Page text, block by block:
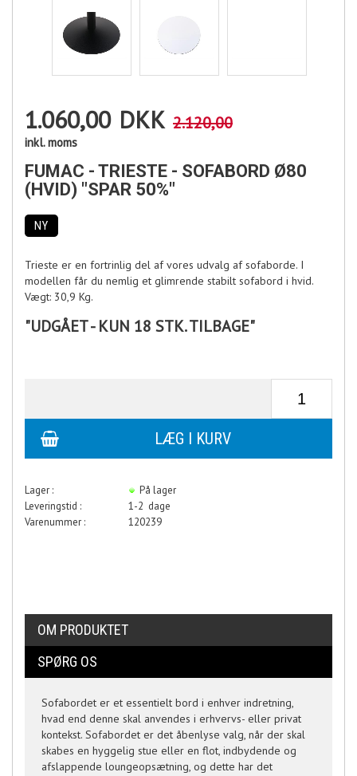
1.060,00 DKK 2.120,00
inkl. moms
FUMAC - TRIESTE - SOFABORD Ø80
(HVID) "SPAR 50%"
NY
Trieste er en fortrinlig del af vores udvalg af sofaborde. I
modellen får du nemlig et glimrende stabilt sofabord i hvid.
Vægt: 30,9 Kg.
"UDGÅET - KUN 18 STK. TILBAGE"
Lager :
På lager
Leveringstid :
1-2 dage
Varenummer :
120239
OM PRODUKTET
SPØRG OS
Sofabordet er et essentielt bord i enhver indretning,
hvad end denne skal anvendes i erhvervs- eller privat
kontekst. Sofabordet er det åbenlyse valg, når der skal
skabes en hyggelig stue eller en flot, indbydende og
afslappende loungeopsætning, og dette har det